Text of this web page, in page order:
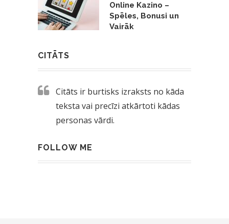
Online Kazino –
Spēles, Bonusi un
Vairāk
CITĀTS
Citāts ir burtisks izraksts no kāda
teksta vai precīzi atkārtoti kādas
personas vārdi.
FOLLOW ME